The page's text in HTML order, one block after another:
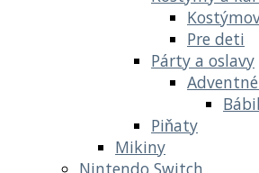
Pre deti
Párty a oslavy
Piňaty
Mikiny